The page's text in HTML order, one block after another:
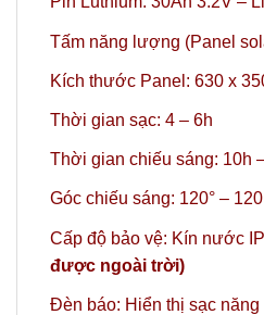
Tấm năng lượng (Panel
Kích thước Panel: 630 x
Thời gian sạc: 4 – 6h
Thời gian chiếu sáng: 10h
Góc chiếu sáng: 120° –
Cấp độ bảo vệ: Kín nước
được ngoài trời)
Đèn báo: Hiển thị sạc